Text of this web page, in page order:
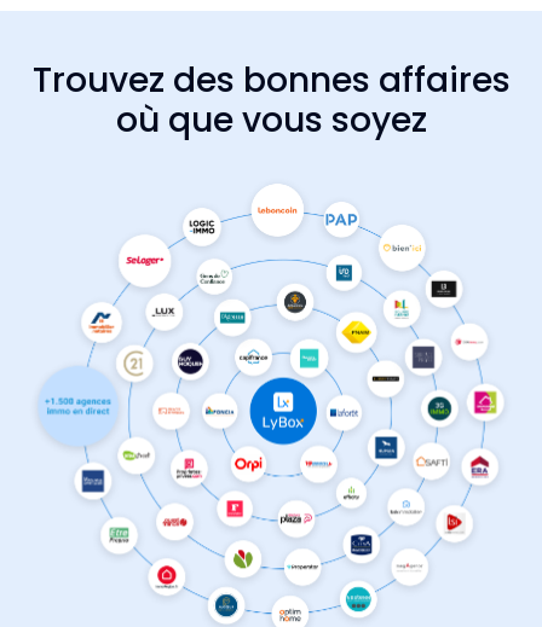
Trouvez des bonnes affaires
où que vous soyez